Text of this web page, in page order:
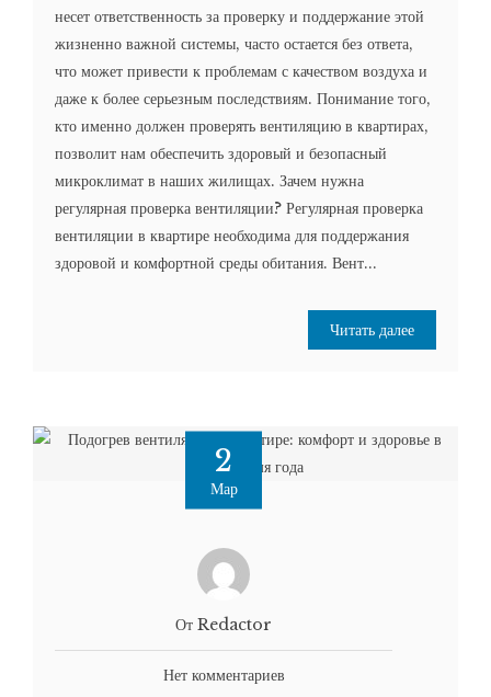
несет ответственность за проверку и поддержание этой
жизненно важной системы, часто остается без ответа,
что может привести к проблемам с качеством воздуха и
даже к более серьезным последствиям. Понимание того,
кто именно должен проверять вентиляцию в квартирах,
позволит нам обеспечить здоровый и безопасный
микроклимат в наших жилищах. Зачем нужна
регулярная проверка вентиляции? Регулярная проверка
вентиляции в квартире необходима для поддержания
здоровой и комфортной среды обитания. Вент...
Читать далее
2
Мар
От Redactor
Нет комментариев